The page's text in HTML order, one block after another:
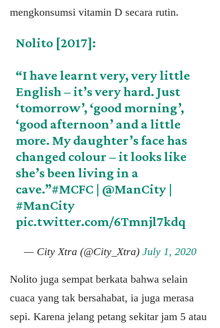
mengkonsumsi vitamin D secara rutin.
Nolito [2017]:
“I have learnt very, very little
English – it’s very hard. Just
‘tomorrow’, ‘good morning’,
‘good afternoon’ and a little
more. My daughter’s face has
changed colour – it looks like
she’s been living in a
cave.”#MCFC | @ManCity |
#ManCity
pic.twitter.com/6Tmnjl7kdq
— City Xtra (@City_Xtra) July 1, 2020
Nolito juga sempat berkata bahwa selain
cuaca yang tak bersahabat, ia juga merasa
sepi. Karena jelang petang sekitar jam 5 atau